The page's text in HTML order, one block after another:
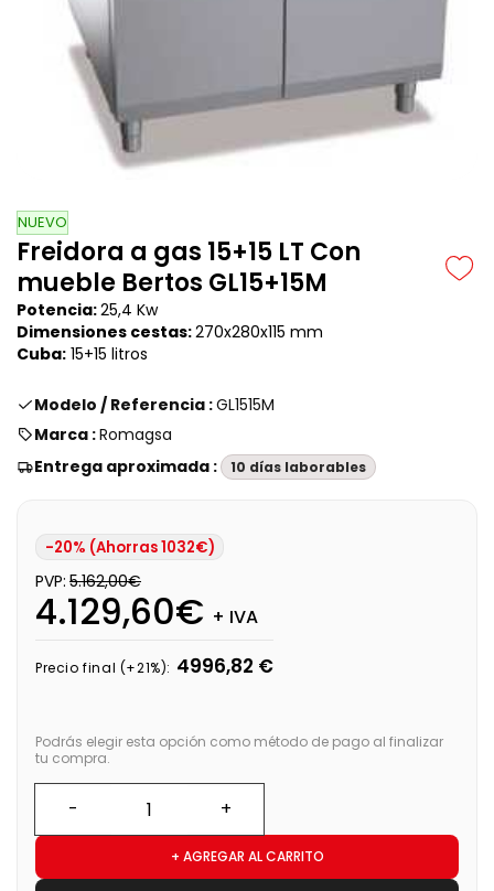
NUEVO
Freidora a gas 15+15 LT Con
mueble Bertos GL15+15M
Potencia:25,4 Kw
Dimensiones cestas:270x280x115 mm
Cuba: 15+15 litros
Modelo / Referencia :GL1515M
Marca :Romagsa
Entrega aproximada :
10 días laborables
-20% (Ahorras 1032€)
PVP: 5.162,00€
4.129,60€ + IVA
Precio final (+21%): 4996,82 €
Podrás elegir esta opción como método de pago al finalizar
tu compra.
+ AGREGAR AL CARRITO